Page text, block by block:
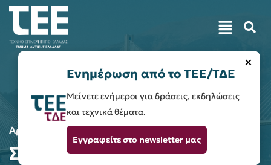
Αρχική Σύλλογοι
Σύλλογοι
×
Ενημέρωση από το ΤΕΕ/ΤΔΕ
Μείνετε ενήμεροι για δράσεις, εκδηλώσεις
και τεχνικά θέματα.
Εγγραφείτε στο newsletter μας